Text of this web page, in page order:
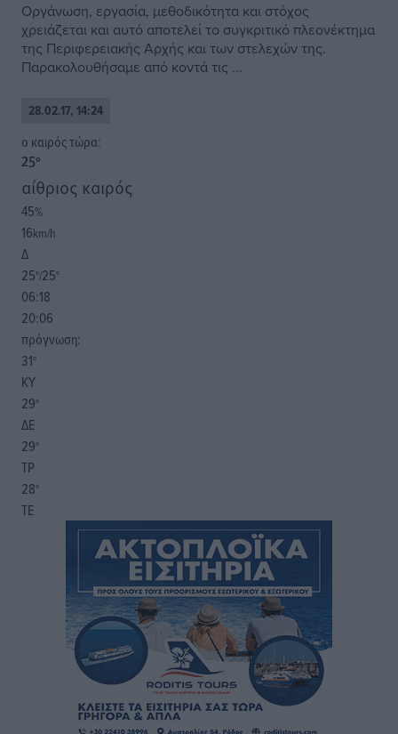
Οργάνωση, εργασία, μεθοδικότητα και στόχος
χρειάζεται και αυτό αποτελεί το συγκριτικό πλεονέκτημα
της Περιφερειακής Αρχής και των στελεχών της.
Παρακολουθήσαμε από κοντά τις ...
28.02.17, 14:24
o καιρός τώρα:
25°
αίθριος καιρός
45%
16km/h
Δ
25°/25°
06:18
20:06
πρόγνωση:
31°
ΚΥ
29°
ΔΕ
29°
ΤΡ
28°
ΤΕ